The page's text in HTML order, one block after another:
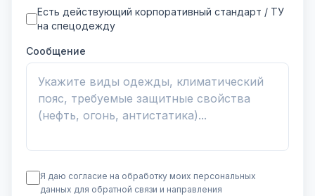
Есть действующий корпоративный стандарт / ТУ
на спецодежду
Сообщение
Я даю согласие на обработку моих персональных
данных для обратной связи и направления